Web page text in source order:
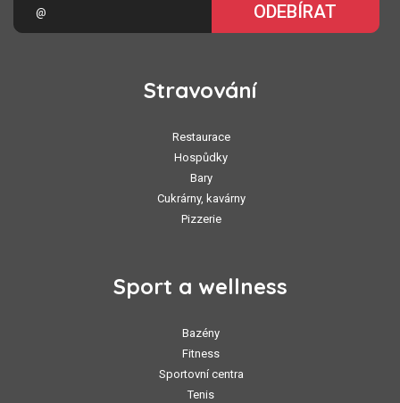
ODEBÍRAT
Stravování
Restaurace
Hospůdky
Bary
Cukrárny, kavárny
Pizzerie
Sport a wellness
Bazény
Fitness
Sportovní centra
Tenis